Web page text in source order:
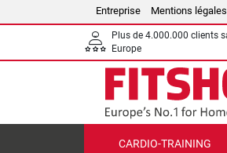
Entreprise Mentions légales
Plus de 4.000.000 clients
Europe
CARDIO-TRAINING